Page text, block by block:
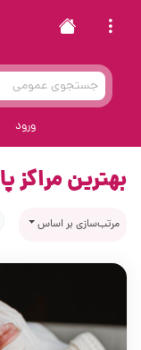
ورود
بهترین
مرتب‌سازی بر اساس